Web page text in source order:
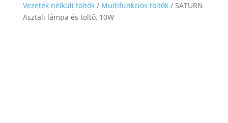
Vezeték nélküli töltők/ Multifunkciós töltők/ SATURN
Asztali lámpa és töltő, 10W